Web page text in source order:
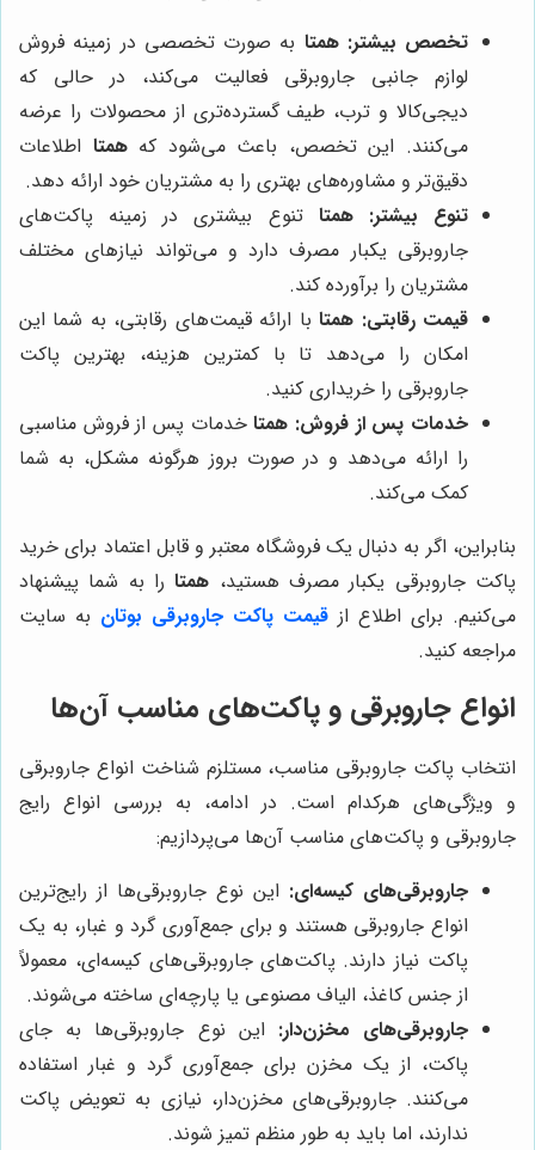
تخصص بیشتر: همتا به صورت تخصصی در زمینه فروش
لوازم جانبی جاروبرقی فعالیت می‌کند، در حالی که
دیجی‌کالا و ترب، طیف گسترده‌تری از محصولات را عرضه
می‌کنند. این تخصص، باعث می‌شود کههمتا اطلاعات
دقیق‌تر و مشاوره‌های بهتری را به مشتریان خود ارائه دهد.
تنوع بیشتر: همتا تنوع بیشتری در زمینه پاکت‌های
جاروبرقی یکبار مصرف دارد و می‌تواند نیازهای مختلف
مشتریان را برآورده کند.
قیمت رقابتی: همتابا ارائه قیمت‌های رقابتی، به شما این
امکان را می‌دهد تا با کمترین هزینه، بهترین پاکت
جاروبرقی را خریداری کنید.
خدمات پس از فروش: همتاخدمات پس از فروش مناسبی
را ارائه می‌دهد و در صورت بروز هرگونه مشکل، به شما
کمک می‌کند.
بنابراین، اگر به دنبال یک فروشگاه معتبر و قابل اعتماد برای خرید
پاکت جاروبرقی یکبار مصرف هستید، همتارا به شما پیشنهاد
می‌کنیم. برای اطلاع از قیمت پاکت جاروبرقی بوتان به سایت
مراجعه کنید.
انواع جاروبرقی و پاکت‌های مناسب آن‌ها
انتخاب پاکت جاروبرقی مناسب، مستلزم شناخت انواع جاروبرقی
و ویژگی‌های هرکدام است. در ادامه، به بررسی انواع رایج
جاروبرقی و پاکت‌های مناسب آن‌ها می‌پردازیم:
جاروبرقی‌های کیسه‌ای: این نوع جاروبرقی‌ها از رایج‌ترین
انواع جاروبرقی هستند و برای جمع‌آوری گرد و غبار، به یک
پاکت نیاز دارند. پاکت‌های جاروبرقی‌های کیسه‌ای، معمولاً
از جنس کاغذ، الیاف مصنوعی یا پارچه‌ای ساخته می‌شوند.
جاروبرقی‌های مخزن‌دار: این نوع جاروبرقی‌ها به جای
پاکت، از یک مخزن برای جمع‌آوری گرد و غبار استفاده
می‌کنند. جاروبرقی‌های مخزن‌دار، نیازی به تعویض پاکت
ندارند، اما باید به طور منظم تمیز شوند.